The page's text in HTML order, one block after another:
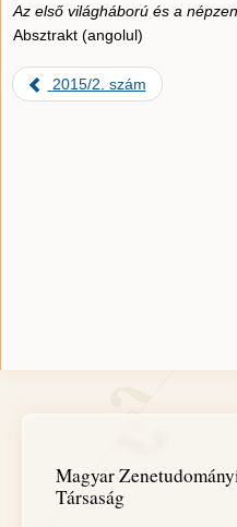
Az első világháború és a
Absztrakt (angolul)
2015/2. szám
Magyar
Társaság